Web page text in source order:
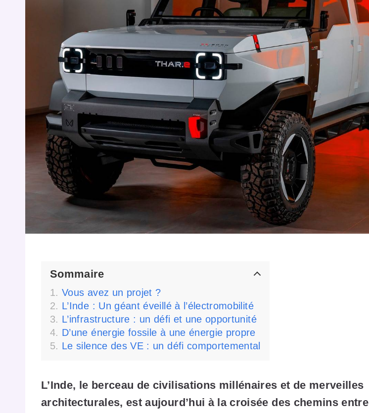
Sommaire
Vous avez un projet ?
L’Inde : Un géant éveillé à l’électromobilité
L’infrastructure : un défi et une opportunité
D’une énergie fossile à une énergie propre
Le silence des VE : un défi comportemental
L’Inde, le berceau de civilisations millénaires et de merveilles
architecturales, est aujourd’hui à la croisée des chemins entre